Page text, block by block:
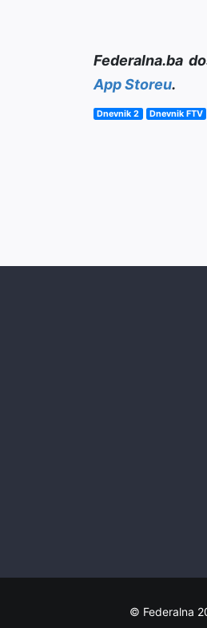
Federalna.ba
App Storeu.
Dnevnik 2 Dnevnik FTV
© Federalna